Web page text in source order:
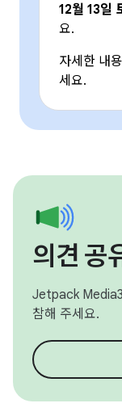
12월 13일
요.
자세한 내
세요.
의견 공
Jetpack
참해 주세요.